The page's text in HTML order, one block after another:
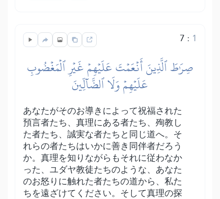
7 : 1
صِرَٰطَ ٱلَّذِينَ أَنۡعَمۡتَ عَلَيۡهِمۡ غَيۡرِ ٱلۡمَغۡضُوبِ
عَلَيۡهِمۡ وَلَا ٱلضَّآلِّينَ
あなたがそのお導きによって祝福された
預言者たち、真理にある者たち、殉教し
た者たち、誠実な者たちと同じ道へ。そ
れらの者たちはいかに善き同伴者だろう
か。真理を知りながらもそれに従わなか
った、ユダヤ教徒たちのような、あなた
のお怒りに触れた者たちの道から、私た
ちを遠ざけてください。そして真理の探